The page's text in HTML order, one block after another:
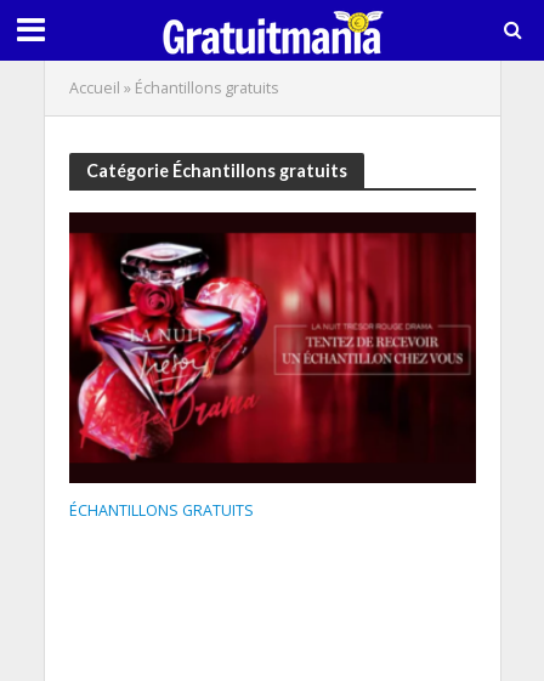
Accueil » Échantillons gratuits
Catégorie Échantillons gratuits
ÉCHANTILLONS GRATUITS